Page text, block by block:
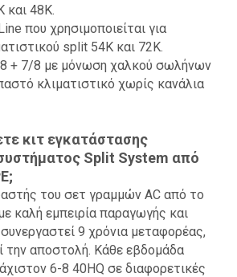
και 48K.
που χρησιμοποιείται για
split 54K και 72K.
+ 7/8 με μόνωση χαλκού σωλήνων
κλιματιστικό χωρίς κανάλια
κιτ εγκατάστασης
Split System από
του σετ γραμμών AC από το
καλή εμπειρία παραγωγής και
9 χρόνια μεταφορέας,
την αποστολή. Κάθε εβδομάδα
6-8 40HQ σε διαφορετικές